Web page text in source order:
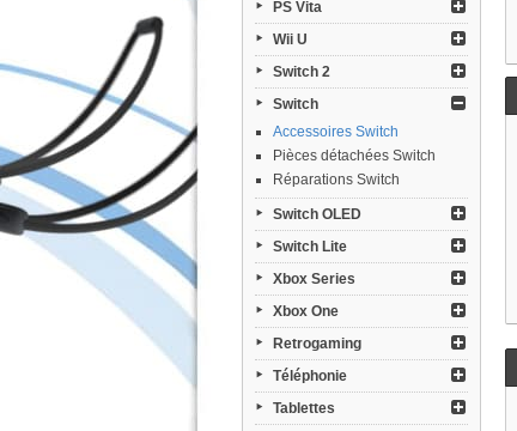
PS Vita
Wii U
Switch 2
Switch
Accessoires Switch
Pièces détachées Switch
Réparations Switch
Switch OLED
Switch Lite
Xbox Series
Xbox One
Retrogaming
Téléphonie
Tablettes